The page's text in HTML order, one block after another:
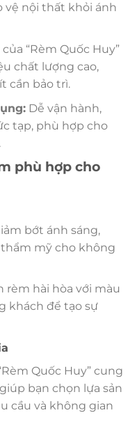
vệ nội thất khỏi ánh
“Rèm Quốc Huy”
chất lượng cao,
cần bảo trì.
Dễ vận hành,
tạp, phù hợp cho
phù hợp cho
bớt ánh sáng,
mỹ cho không
rèm hài hòa với màu
khách để tạo sự
Quốc Huy” cung
bạn chọn lựa sản
cầu và không gian